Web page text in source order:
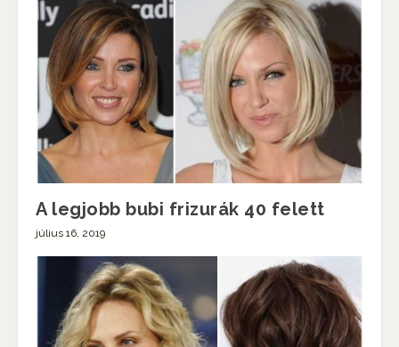
A legjobb bubi frizurák 40 felett
július 16, 2019